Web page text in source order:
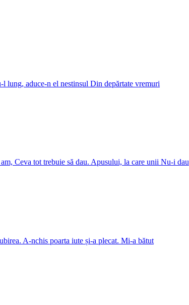
lung, aduce-n el nestinsul Din depărtate vremuri
Ceva tot trebuie să dau. Apusului, la care unii Nu-i dau
A-nchis poarta iute și-a plecat. Mi-a bătut